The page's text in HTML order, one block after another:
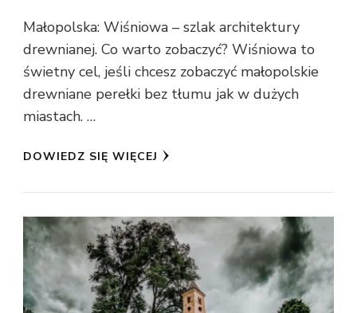
Małopolska: Wiśniowa – szlak architektury
drewnianej. Co warto zobaczyć? Wiśniowa to
świetny cel, jeśli chcesz zobaczyć małopolskie
drewniane perełki bez tłumu jak w dużych
miastach. …
DOWIEDZ SIĘ WIĘCEJ